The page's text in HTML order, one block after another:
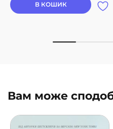
В КОШИК
Вам може